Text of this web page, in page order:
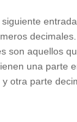
siguiente
son aquellos
una parte
otra parte